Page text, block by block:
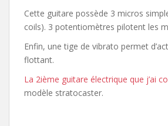
Cette guitare possède 3 micros
coils). 3 potentiomètres pilotent les
Enfin, une tige de vibrato permet
flottant.
La 2ième guitare électrique que j’ai
modèle stratocaster.